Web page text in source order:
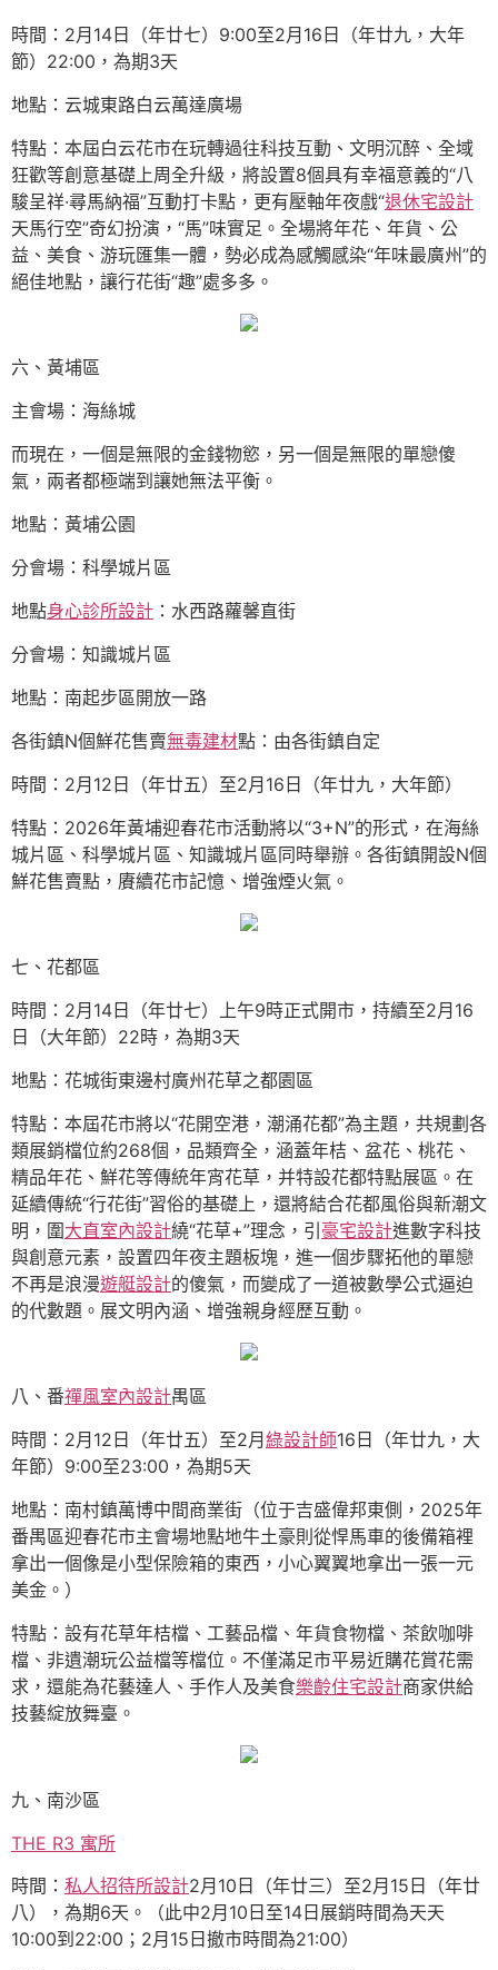
時間：2月14日（年廿七）9:00至2月16日（年廿九，大年
節）22:00，為期3天
地點：云城東路白云萬達廣場
特點：本屆白云花市在玩轉過往科技互動、文明沉醉、全域
狂歡等創意基礎上周全升級，將設置8個具有幸福意義的“八
駿呈祥·尋馬納福”互動打卡點，更有壓軸年夜戲“退休宅設計
天馬行空”奇幻扮演，“馬”味實足。全場將年花、年貨、公
益、美食、游玩匯集一體，勢必成為感觸感染“年味最廣州”的
絕佳地點，讓行花街“趣”處多多。
六、黃埔區
主會場：海絲城
而現在，一個是無限的金錢物慾，另一個是無限的單戀傻
氣，兩者都極端到讓她無法平衡。
地點：黃埔公園
分會場：科學城片區
地點身心診所設計 ：水西路蘿馨直街
分會場：知識城片區
地點：南起步區開放一路
各街鎮N個鮮花售賣無毒建材點：由各街鎮自定
時間：2月12日（年廿五）至2月16日（年廿九，大年節）
特點：2026年黃埔迎春花市活動將以“3+N”的形式，在海絲
城片區、科學城片區、知識城片區同時舉辦。各街鎮開設N個
鮮花售賣點，賡續花市記憶、增強煙火氣。
七、花都區
時間：2月14日（年廿七）上午9時正式開市，持續至2月16
日（大年節）22時，為期3天
地點：花城街東邊村廣州花草之都園區
特點：本屆花市將以“花開空港，潮涌花都”為主題，共規劃各
類展銷檔位約268個，品類齊全，涵蓋年桔、盆花、桃花、
精品年花、鮮花等傳統年宵花草，并特設花都特點展區。在
延續傳統“行花街”習俗的基礎上，還將結合花都風俗與新潮文
明，圍大直室內設計繞“花草+”理念，引 豪宅設計進數字科技
與創意元素，設置四年夜主題板塊，進一個步驟拓他的單戀
不再是浪漫遊艇設計的傻氣，而變成了一道被數學公式逼迫
的代數題。展文明內涵、增強親身經歷互動。
八、番禪風室內設計禺區
時間：2月12日（年廿五）至2月 綠設計師16日（年廿九，大
年節）9:00至23:00，為期5天
地點：南村鎮萬博中間商業街（位于吉盛偉邦東側，2025年
番禺區迎春花市主會場地點地牛土豪則從悍馬車的後備箱裡
拿出一個像是小型保險箱的東西，小心翼翼地拿出一張一元
美金。）
特點：設有花草年桔檔、工藝品檔、年貨食物檔、茶飲咖啡
檔、非遺潮玩公益檔等檔位。不僅滿足市平易近購花賞花需
求，還能為花藝達人、手作人及美食樂齡住宅設計商家供給
技藝綻放舞臺。
九、南沙區
THE R3 寓所
時間： 私人招待所設計2月10日（年廿三）至2月15日（年廿
八），為期6天。（此中2月10日至14日展銷時間為天天
10:00到22:00；2月15日撤市時間為21:00）